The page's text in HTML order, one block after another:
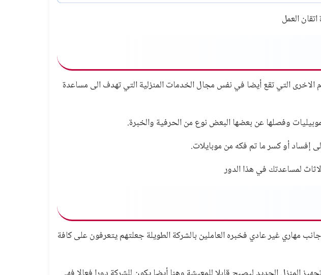
العمل
الاخرى التي تقع أيضا في نفس مجال الخدمات المنزليةالتي تهدف الى مساعدة
وفصلها عن بعضها البعض نوع من الحرفية والخبرة.
إفساد أو كسر ما تم فكه من موبايلات.
لمساعدتك في هذا الدور
مهاري غير عادي فخبره العاملين بالشركة الطويلة جعلتهم يتعرفون على كافة